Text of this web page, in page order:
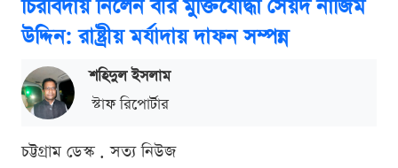
চিরবিদায় নিলেন বীর মুক্তিযোদ্ধা সৈয়দ নাজিম
উদ্দিন: রাষ্ট্রীয় মর্যাদায় দাফন সম্পন্ন
শ‌হিদুল ইসলাম
স্টাফ রিপোর্টার
চট্টগ্রাম ডেস্ক . সত্য নিউজ